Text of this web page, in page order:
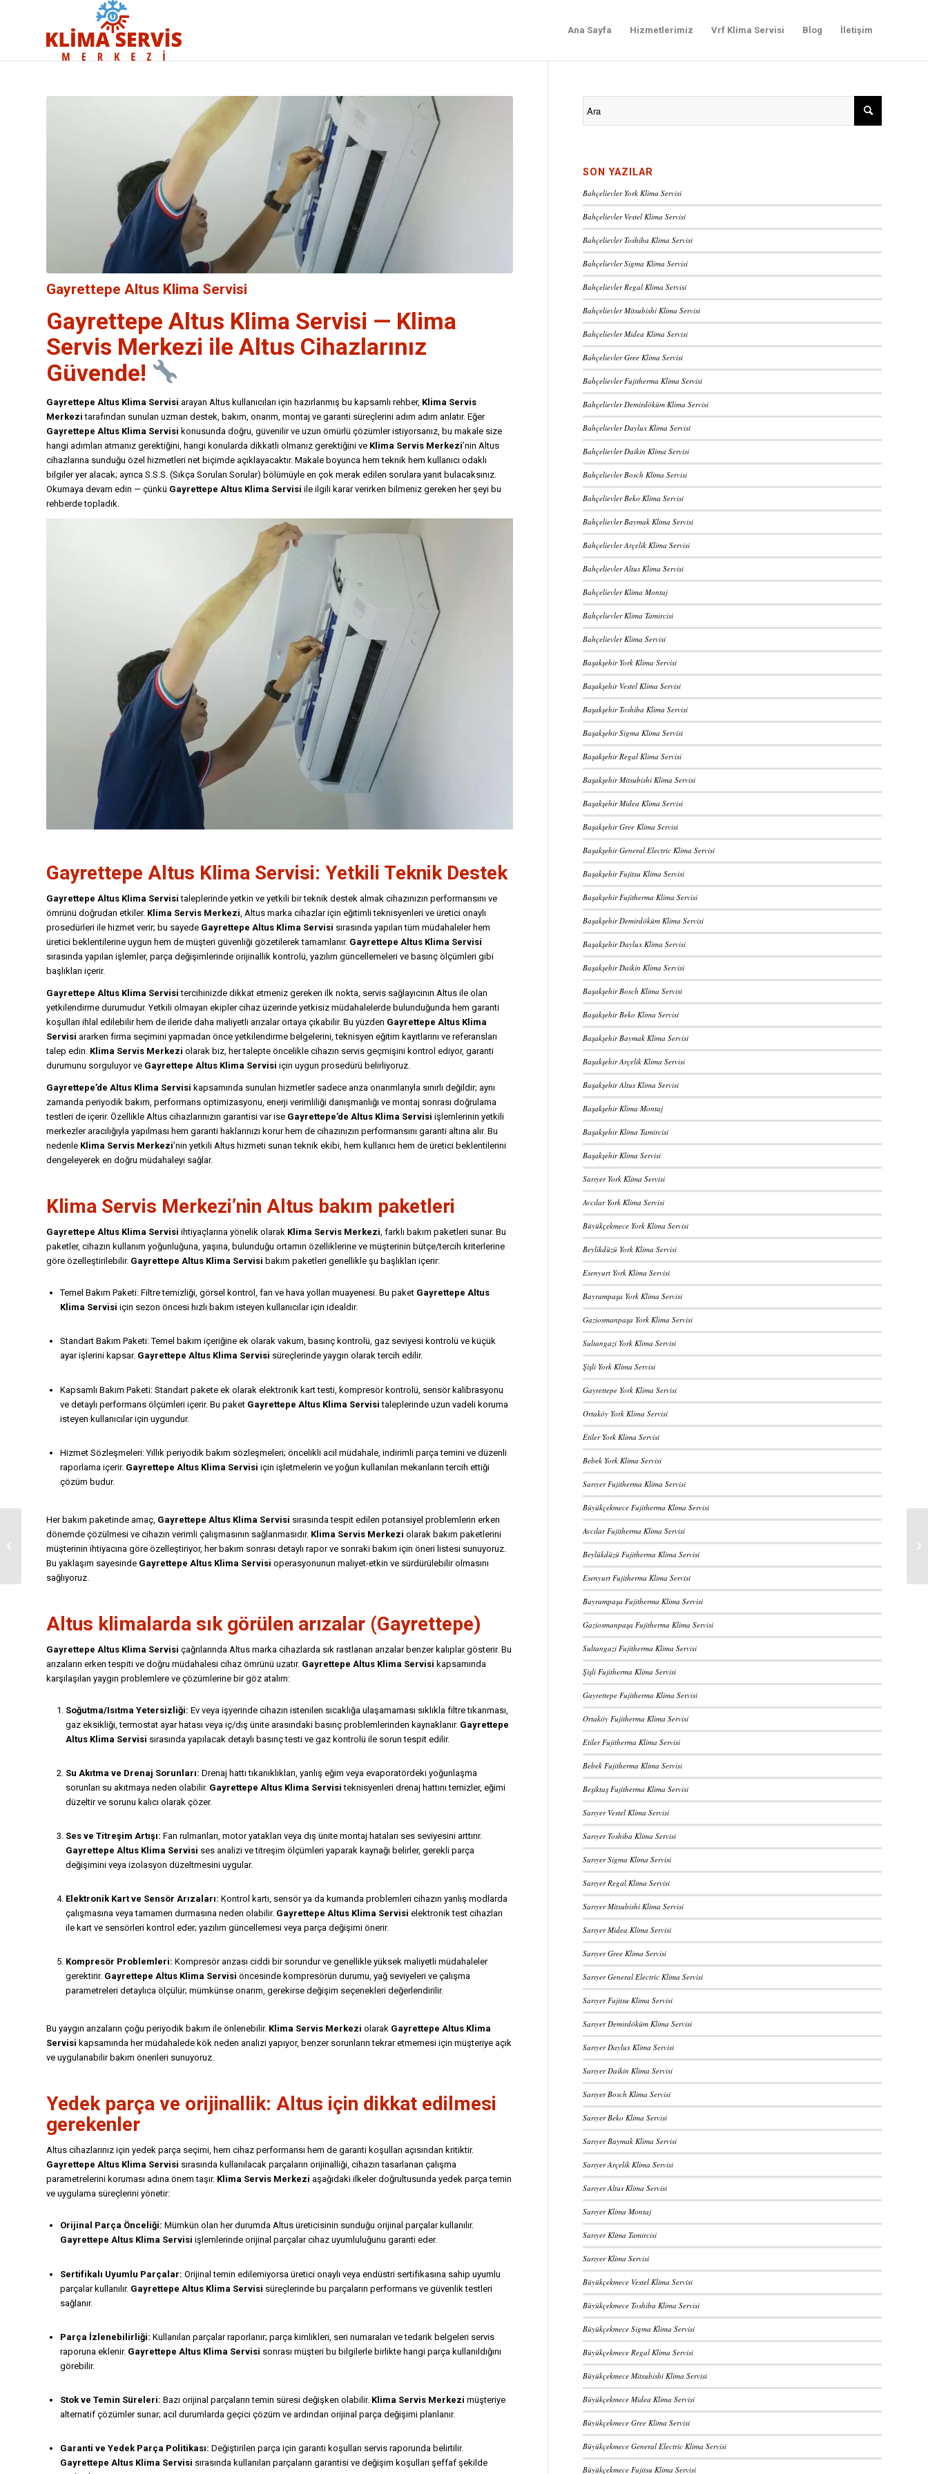
Ana Sayfa Hizmetlerimiz Vrf Klima Servisi Blog İletişim
Gayrettepe Altus Klima Servisi
Gayrettepe Altus Klima Servisi — Klima
Servis Merkezi ile Altus Cihazlarınız
Güvende!
Gayrettepe Altus Klima Servisi arayan Altus kullanıcıları için hazırlanmış bu kapsamlı rehber, Klima Servis
Merkezi tarafından sunulan uzman destek, bakım, onarım, montaj ve garanti süreçlerini adım adım anlatır. Eğer
Gayrettepe Altus Klima Servisi konusunda doğru, güvenilir ve uzun ömürlü çözümler istiyorsanız, bu makale size
hangi adımları atmanız gerektiğini, hangi konularda dikkatli olmanız gerektiğini ve Klima Servis Merkezi’nin Altus
cihazlarına sunduğu özel hizmetleri net biçimde açıklayacaktır. Makale boyunca hem teknik hem kullanıcı odaklı
bilgiler yer alacak; ayrıca S.S.S. (Sıkça Sorulan Sorular) bölümüyle en çok merak edilen sorulara yanıt bulacaksınız.
Okumaya devam edin — çünkü Gayrettepe Altus Klima Servisi ile ilgili karar verirken bilmeniz gereken her şeyi bu
rehberde topladık.
Gayrettepe Altus Klima Servisi: Yetkili Teknik Destek
Gayrettepe Altus Klima Servisi taleplerinde yetkin ve yetkili bir teknik destek almak cihazınızın performansını ve
ömrünü doğrudan etkiler. Klima Servis Merkezi, Altus marka cihazlar için eğitimli teknisyenleri ve üretici onaylı
prosedürleri ile hizmet verir; bu sayede Gayrettepe Altus Klima Servisi sırasında yapılan tüm müdahaleler hem
üretici beklentilerine uygun hem de müşteri güvenliği gözetilerek tamamlanır. Gayrettepe Altus Klima Servisi
sırasında yapılan işlemler, parça değişimlerinde orijinallik kontrolü, yazılım güncellemeleri ve basınç ölçümleri gibi
başlıkları içerir.
Gayrettepe Altus Klima Servisi tercihinizde dikkat etmeniz gereken ilk nokta, servis sağlayıcının Altus ile olan
yetkilendirme durumudur. Yetkili olmayan ekipler cihaz üzerinde yetkisiz müdahalelerde bulunduğunda hem garanti
koşulları ihlal edilebilir hem de ileride daha maliyetli arızalar ortaya çıkabilir. Bu yüzden Gayrettepe Altus Klima
Servisi ararken firma seçimini yapmadan önce yetkilendirme belgelerini, teknisyen eğitim kayıtlarını ve referansları
talep edin. Klima Servis Merkezi olarak biz, her talepte öncelikle cihazın servis geçmişini kontrol ediyor, garanti
durumunu sorguluyor ve Gayrettepe Altus Klima Servisi için uygun prosedürü belirliyoruz.
Gayrettepe’de Altus Klima Servisi kapsamında sunulan hizmetler sadece arıza onarımlarıyla sınırlı değildir; aynı
zamanda periyodik bakım, performans optimizasyonu, enerji verimliliği danışmanlığı ve montaj sonrası doğrulama
testleri de içerir. Özellikle Altus cihazlarınızın garantisi var ise Gayrettepe’de Altus Klima Servisi işlemlerinin yetkili
merkezler aracılığıyla yapılması hem garanti haklarınızı korur hem de cihazınızın performansını garanti altına alır. Bu
nedenle Klima Servis Merkezi’nin yetkili Altus hizmeti sunan teknik ekibi, hem kullanıcı hem de üretici beklentilerini
dengeleyerek en doğru müdahaleyi sağlar.
Klima Servis Merkezi’nin Altus bakım paketleri
Gayrettepe Altus Klima Servisi ihtiyaçlarına yönelik olarak Klima Servis Merkezi, farklı bakım paketleri sunar. Bu
paketler, cihazın kullanım yoğunluğuna, yaşına, bulunduğu ortamın özelliklerine ve müşterinin bütçe/tercih kriterlerine
göre özelleştirilebilir. Gayrettepe Altus Klima Servisi bakım paketleri genellikle şu başlıkları içerir:
Temel Bakım Paketi: Filtre temizliği, görsel kontrol, fan ve hava yolları muayenesi. Bu paket Gayrettepe Altus
Klima Servisi için sezon öncesi hızlı bakım isteyen kullanıcılar için idealdir.
Standart Bakım Paketi: Temel bakım içeriğine ek olarak vakum, basınç kontrolü, gaz seviyesi kontrolü ve küçük
ayar işlerini kapsar. Gayrettepe Altus Klima Servisi süreçlerinde yaygın olarak tercih edilir.
Kapsamlı Bakım Paketi: Standart pakete ek olarak elektronik kart testi, kompresör kontrolü, sensör kalibrasyonu
ve detaylı performans ölçümleri içerir. Bu paket Gayrettepe Altus Klima Servisi taleplerinde uzun vadeli koruma
isteyen kullanıcılar için uygundur.
Hizmet Sözleşmeleri: Yıllık periyodik bakım sözleşmeleri; öncelikli acil müdahale, indirimli parça temini ve düzenli
raporlama içerir. Gayrettepe Altus Klima Servisi için işletmelerin ve yoğun kullanılan mekanların tercih ettiği
çözüm budur.
Her bakım paketinde amaç, Gayrettepe Altus Klima Servisi sırasında tespit edilen potansiyel problemlerin erken
dönemde çözülmesi ve cihazın verimli çalışmasının sağlanmasıdır. Klima Servis Merkezi olarak bakım paketlerini
müşterinin ihtiyacına göre özelleştiriyor, her bakım sonrası detaylı rapor ve sonraki bakım için öneri listesi sunuyoruz.
Bu yaklaşım sayesinde Gayrettepe Altus Klima Servisi operasyonunun maliyet-etkin ve sürdürülebilir olmasını
sağlıyoruz.
Altus klimalarda sık görülen arızalar (Gayrettepe)
Gayrettepe Altus Klima Servisi çağrılarında Altus marka cihazlarda sık rastlanan arızalar benzer kalıplar gösterir. Bu
arızaların erken tespiti ve doğru müdahalesi cihaz ömrünü uzatır. Gayrettepe Altus Klima Servisi kapsamında
karşılaşılan yaygın problemlere ve çözümlerine bir göz atalım:
Soğutma/Isıtma Yetersizliği: Ev veya işyerinde cihazın istenilen sıcaklığa ulaşamaması sıklıkla filtre tıkanması,
gaz eksikliği, termostat ayar hatası veya iç/dış ünite arasındaki basınç problemlerinden kaynaklanır. Gayrettepe
Altus Klima Servisi sırasında yapılacak detaylı basınç testi ve gaz kontrolü ile sorun tespit edilir.
Su Akıtma ve Drenaj Sorunları: Drenaj hattı tıkanıklıkları, yanlış eğim veya evaporatördeki yoğunlaşma
sorunları su akıtmaya neden olabilir. Gayrettepe Altus Klima Servisi teknisyenleri drenaj hattını temizler, eğimi
düzeltir ve sorunu kalıcı olarak çözer.
Ses ve Titreşim Artışı: Fan rulmanları, motor yatakları veya dış ünite montaj hataları ses seviyesini arttırır.
Gayrettepe Altus Klima Servisi ses analizi ve titreşim ölçümleri yaparak kaynağı belirler, gerekli parça
değişimini veya izolasyon düzeltmesini uygular.
Elektronik Kart ve Sensör Arızaları: Kontrol kartı, sensör ya da kumanda problemleri cihazın yanlış modlarda
çalışmasına veya tamamen durmasına neden olabilir. Gayrettepe Altus Klima Servisi elektronik test cihazları
ile kart ve sensörleri kontrol eder; yazılım güncellemesi veya parça değişimi önerir.
Kompresör Problemleri: Kompresör arızası ciddi bir sorundur ve genellikle yüksek maliyetli müdahaleler
gerektirir. Gayrettepe Altus Klima Servisi öncesinde kompresörün durumu, yağ seviyeleri ve çalışma
parametreleri detaylıca ölçülür; mümkünse onarım, gerekirse değişim seçenekleri değerlendirilir.
Bu yaygın arızaların çoğu periyodik bakım ile önlenebilir. Klima Servis Merkezi olarak Gayrettepe Altus Klima
Servisi kapsamında her müdahalede kök neden analizi yapıyor, benzer sorunların tekrar etmemesi için müşteriye açık
ve uygulanabilir bakım önerileri sunuyoruz.
Yedek parça ve orijinallik: Altus için dikkat edilmesi
gerekenler
Altus cihazlarınız için yedek parça seçimi, hem cihaz performansı hem de garanti koşulları açısından kritiktir.
Gayrettepe Altus Klima Servisi sırasında kullanılacak parçaların orijinalliği, cihazın tasarlanan çalışma
parametrelerini koruması adına önem taşır. Klima Servis Merkezi aşağıdaki ilkeler doğrultusunda yedek parça temin
ve uygulama süreçlerini yönetir:
Orijinal Parça Önceliği: Mümkün olan her durumda Altus üreticisinin sunduğu orijinal parçalar kullanılır.
Gayrettepe Altus Klima Servisi işlemlerinde orijinal parçalar cihaz uyumluluğunu garanti eder.
Sertifikalı Uyumlu Parçalar: Orijinal temin edilemiyorsa üretici onaylı veya endüstri sertifikasına sahip uyumlu
parçalar kullanılır. Gayrettepe Altus Klima Servisi süreçlerinde bu parçaların performans ve güvenlik testleri
sağlanır.
Parça İzlenebilirliği: Kullanılan parçalar raporlanır; parça kimlikleri, seri numaraları ve tedarik belgeleri servis
raporuna eklenir. Gayrettepe Altus Klima Servisi sonrası müşteri bu bilgilerle birlikte hangi parça kullanıldığını
görebilir.
Stok ve Temin Süreleri: Bazı orijinal parçaların temin süresi değişken olabilir. Klima Servis Merkezi müşteriye
alternatif çözümler sunar; acil durumlarda geçici çözüm ve ardından orijinal parça değişimi planlanır.
Garanti ve Yedek Parça Politikası: Değiştirilen parça için garanti koşulları servis raporunda belirtilir.
Gayrettepe Altus Klima Servisi sırasında kullanılan parçaların garantisi ve değişim koşulları şeffaf şekilde
SON YAZILAR
Bahçelievler York Klima Servisi
Bahçelievler Vestel Klima Servisi
Bahçelievler Toshiba Klima Servisi
Bahçelievler Sigma Klima Servisi
Bahçelievler Regal Klima Servisi
Bahçelievler Mitsubishi Klima Servisi
Bahçelievler Midea Klima Servisi
Bahçelievler Gree Klima Servisi
Bahçelievler Fujitherma Klima Servisi
Bahçelievler Demirdöküm Klima Servisi
Bahçelievler Daylux Klima Servisi
Bahçelievler Daikin Klima Servisi
Bahçelievler Bosch Klima Servisi
Bahçelievler Beko Klima Servisi
Bahçelievler Baymak Klima Servisi
Bahçelievler Arçelik Klima Servisi
Bahçelievler Altus Klima Servisi
Bahçelievler Klima Montaj
Bahçelievler Klima Tamircisi
Bahçelievler Klima Servisi
Başakşehir York Klima Servisi
Başakşehir Vestel Klima Servisi
Başakşehir Toshiba Klima Servisi
Başakşehir Sigma Klima Servisi
Başakşehir Regal Klima Servisi
Başakşehir Mitsubishi Klima Servisi
Başakşehir Midea Klima Servisi
Başakşehir Gree Klima Servisi
Başakşehir General Electric Klima Servisi
Başakşehir Fujitsu Klima Servisi
Başakşehir Fujitherma Klima Servisi
Başakşehir Demirdöküm Klima Servisi
Başakşehir Daylux Klima Servisi
Başakşehir Daikin Klima Servisi
Başakşehir Bosch Klima Servisi
Başakşehir Beko Klima Servisi
Başakşehir Baymak Klima Servisi
Başakşehir Arçelik Klima Servisi
Başakşehir Altus Klima Servisi
Başakşehir Klima Montaj
Başakşehir Klima Tamircisi
Başakşehir Klima Servisi
Sarıyer York Klima Servisi
Avcılar York Klima Servisi
Büyükçekmece York Klima Servisi
Beylikdüzü York Klima Servisi
Esenyurt York Klima Servisi
Bayrampaşa York Klima Servisi
Gaziosmanpaşa York Klima Servisi
Sultangazi York Klima Servisi
Şişli York Klima Servisi
Gayrettepe York Klima Servisi
Ortaköy York Klima Servisi
Etiler York Klima Servisi
Bebek York Klima Servisi
Sarıyer Fujitherma Klima Servisi
Büyükçekmece Fujitherma Klima Servisi
Avcılar Fujitherma Klima Servisi
Beylükdüzü Fujitherma Klima Servisi
Esenyurt Fujitherma Klima Servisi
Bayrampaşa Fujitherma Klima Servisi
Gaziosmanpaşa Fujitherma Klima Servisi
Sultangazi Fujitherma Klima Servisi
Şişli Fujitherma Klima Servisi
Gayrettepe Fujitherma Klima Servisi
Ortaköy Fujitherma Klima Servisi
Etiler Fujitherma Klima Servisi
Bebek Fujitherma Klima Servisi
Beşiktaş Fujitherma Klima Servisi
Sarıyer Vestel Klima Servisi
Sarıyer Toshiba Klima Servisi
Sarıyer Sigma Klima Servisi
Sarıyer Regal Klima Servisi
Sarıyer Mitsubishi Klima Servisi
Sarıyer Midea Klima Servisi
Sarıyer Gree Klima Servisi
Sarıyer General Electric Klima Servisi
Sarıyer Fujitsu Klima Servisi
Sarıyer Demirdöküm Klima Servisi
Sarıyer Daylux Klima Servisi
Sarıyer Daikin Klima Servisi
Sarıyer Bosch Klima Servisi
Sarıyer Beko Klima Servisi
Sarıyer Baymak Klima Servisi
Sarıyer Arçelik Klima Servisi
Sarıyer Altus Klima Servisi
Sarıyer Klima Montaj
Sarıyer Klima Tamircisi
Sarıyer Klima Servisi
Büyükçekmece Vestel Klima Servisi
Büyükçekmece Toshiba Klima Servisi
Büyükçekmece Sigma Klima Servisi
Büyükçekmece Regal Klima Servisi
Büyükçekmece Mitsubishi Klima Servisi
Büyükçekmece Midea Klima Servisi
Büyükçekmece Gree Klima Servisi
Büyükçekmece General Electric Klima Servisi
Büyükçekmece Fujitsu Klima Servisi
Gayrettepe Klima
Montaj